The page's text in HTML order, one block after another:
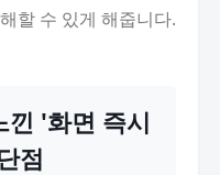
할 수 있게 해줍니다.
낀 '화면 즉시
점